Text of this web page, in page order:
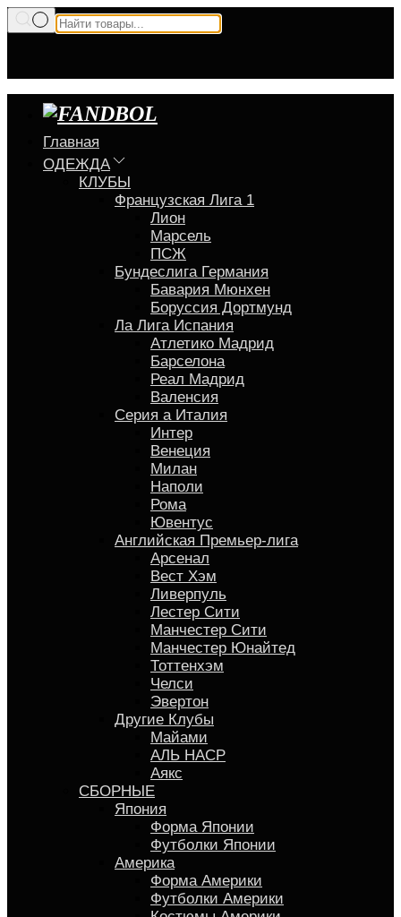
Главная
ОДЕЖДА
КЛУБЫ
Французская Лига 1
Лион
Марсель
ПСЖ
Бундеслига Германия
Бавария Мюнхен
Боруссия Дортмунд
Ла Лига Испания
Атлетико Мадрид
Барселона
Реал Мадрид
Валенсия
Серия a Италия
Интер
Венеция
Милан
Наполи
Рома
Ювентус
Английская Премьер-лига
Арсенал
Вест Хэм
Ливерпуль
Лестер Сити
Манчестер Сити
Манчестер Юнайтед
Тоттенхэм
Челси
Эвертон
Другие Клубы
Майами
АЛЬ НАСР
Аякс
СБОРНЫЕ
Япония
Форма Японии
Футболки Японии
Америка
Форма Америки
Футболки Америки